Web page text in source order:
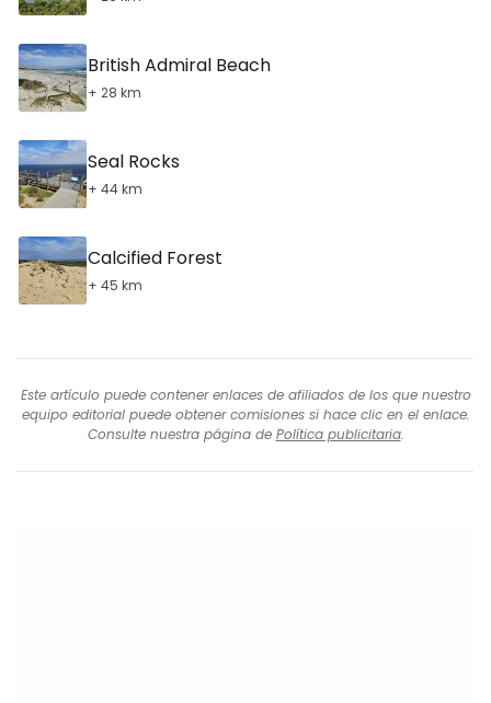
British Admiral Beach
+ 28 km
Seal Rocks
+ 44 km
Calcified Forest
+ 45 km
Este artículo puede contener enlaces de afiliados de los que nuestro
equipo editorial puede obtener comisiones si hace clic en el enlace.
Consulte nuestra página de Política publicitaria.